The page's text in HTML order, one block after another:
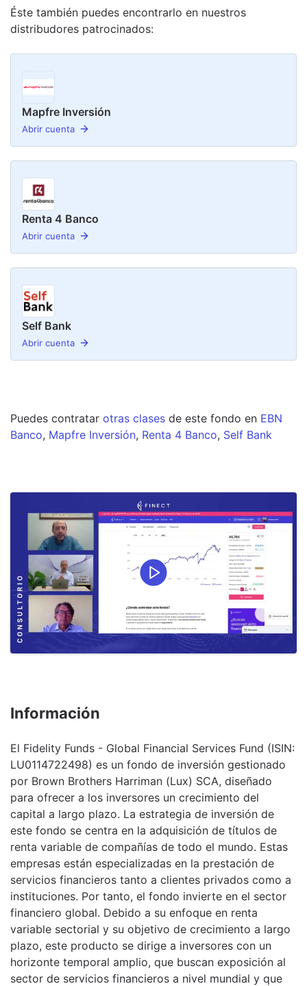
Éste también puedes encontrarlo en nuestros
distribudores patrocinados:
Mapfre Inversión
Abrir cuenta
Renta 4 Banco
Abrir cuenta
Self Bank
Abrir cuenta
Puedes contratar otras clases de este fondo en EBN
Banco, Mapfre Inversión, Renta 4 Banco, Self Bank
Información
El Fidelity Funds - Global Financial Services Fund (ISIN:
LU0114722498) es un fondo de inversión gestionado
por Brown Brothers Harriman (Lux) SCA, diseñado
para ofrecer a los inversores un crecimiento del
capital a largo plazo. La estrategia de inversión de
este fondo se centra en la adquisición de títulos de
renta variable de compañías de todo el mundo. Estas
empresas están especializadas en la prestación de
servicios financieros tanto a clientes privados como a
instituciones. Por tanto, el fondo invierte en el sector
financiero global. Debido a su enfoque en renta
variable sectorial y su objetivo de crecimiento a largo
plazo, este producto se dirige a inversores con un
horizonte temporal amplio, que buscan exposición al
sector de servicios financieros a nivel mundial y que